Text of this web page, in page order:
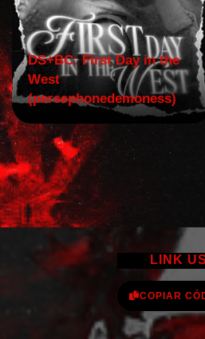
DS+BC: First Day in the
West
(persephonedemoness)
LINK US
COPIAR